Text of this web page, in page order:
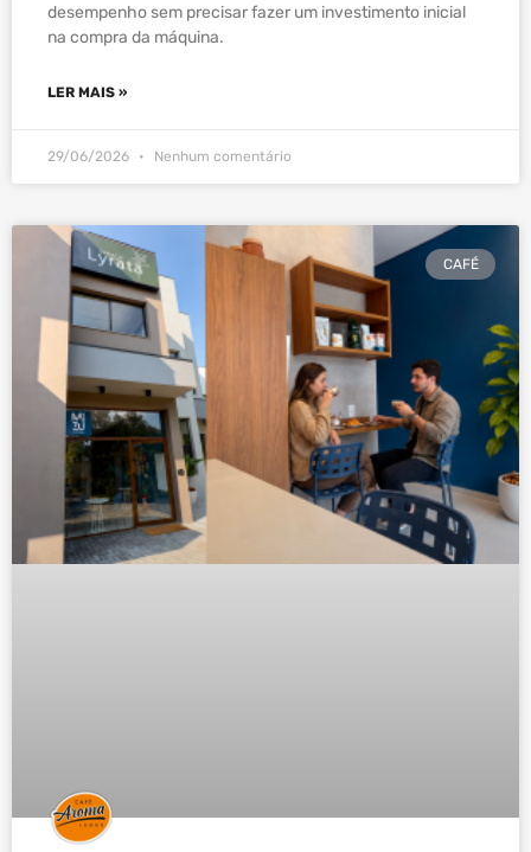
desempenho sem precisar fazer um investimento inicial
na compra da máquina.
LER MAIS »
29/06/2026 Nenhum comentário
CAFÉ